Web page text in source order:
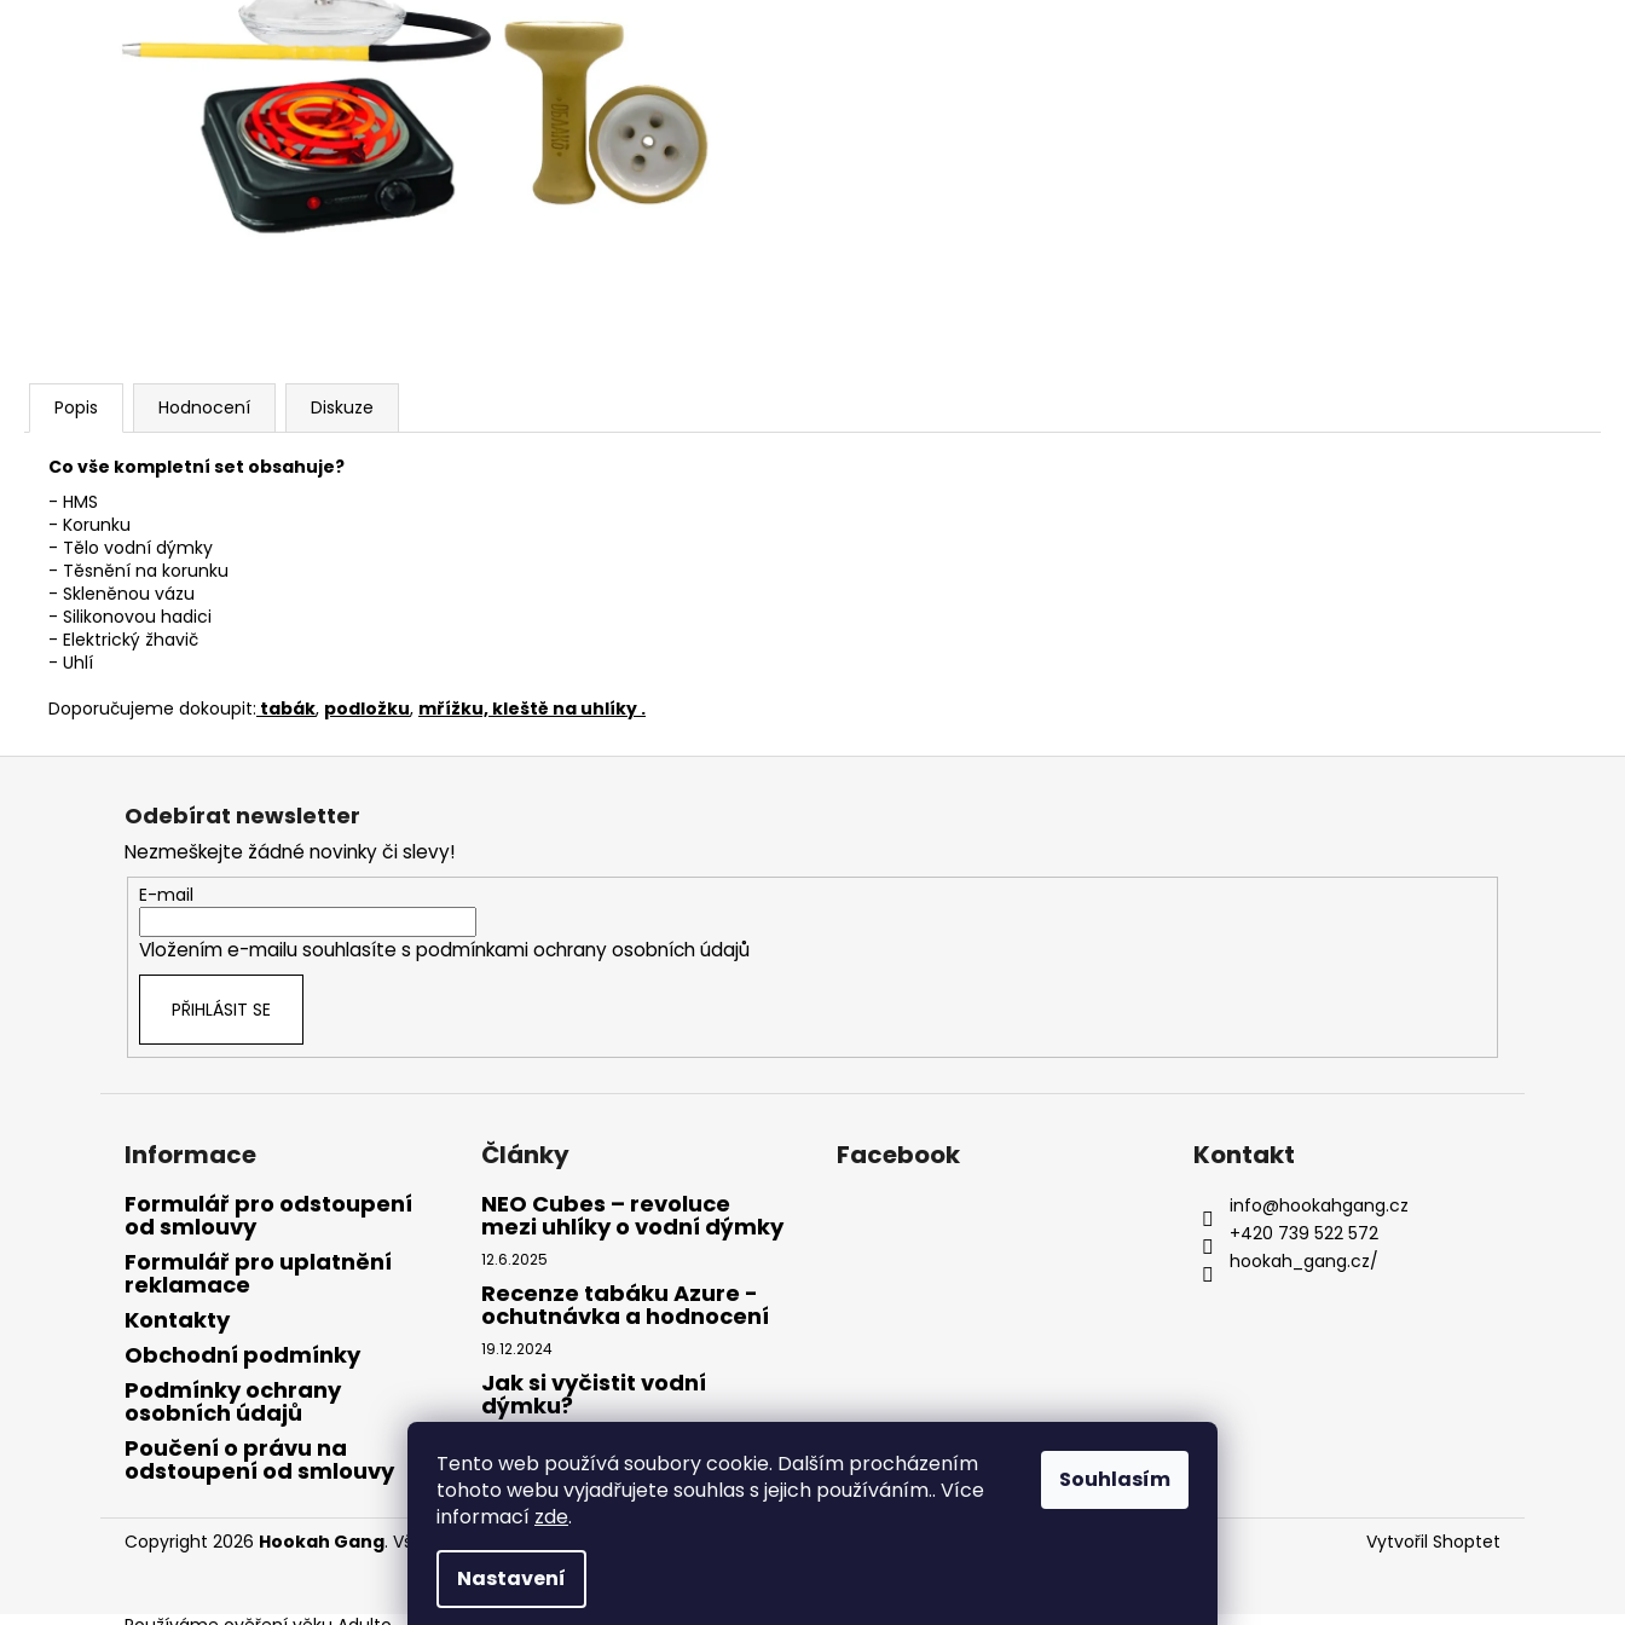
Tento web používá soubory cookie. Dalším procházením
tohoto webu vyjadřujete souhlas s jejich používáním.. Více
informací zde.
Nastavení
Souhlasím
Popis Hodnocení Diskuze
Co vše kompletní set obsahuje?
- HMS
- Korunku
- Tělo vodní dýmky
- Těsnění na korunku
- Skleněnou vázu
- Silikonovou hadici
- Elektrický žhavič
- Uhlí
Doporučujeme dokoupit: tabák, podložku, mřížku, kleště na uhlíky .
Z
Odebírat newsletter
Nezmeškejte žádné novinky či slevy!
E-mail
Vložením e-mailu souhlasíte s podmínkami ochrany osobních údajů
PŘIHLÁSIT SE
Informace
Formulář pro odstoupení
od smlouvy
Formulář pro uplatnění
reklamace
Kontakty
Obchodní podmínky
Podmínky ochrany
osobních údajů
Poučení o právu na
odstoupení od smlouvy
Články
NEO Cubes – revoluce
mezi uhlíky o vodní dýmky
12.6.2025
Recenze tabáku Azure -
ochutnávka a hodnocení
19.12.2024
Jak si vyčistit vodní
dýmku?
Facebook Kontakt
info@hookahgang.cz
+420 739 522 572
hookah_gang.cz/
Vytvořil Shoptet
Copyright 2026 Hookah Gang. Všechna práva vyhrazena.